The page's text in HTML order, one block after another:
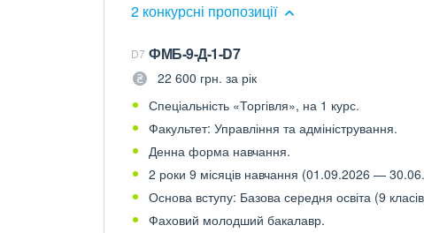
2 конкурсні пропозиції
D7 ФМБ-9-Д-1-D7
22 600 грн. за рік
Спеціальність «Торгівля», на 1 курс.
Факультет: Управління та адміністрування.
Денна форма навчання.
2 роки 9 місяців навчання (01.09.2026 —
Основа вступу: Базова середня освіта (9
Фаховий молодший бакалавр.